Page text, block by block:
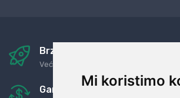
Mi koristimo
Brza i sigurna dostava
Već za nekoliko dana kod vas
Garancija u povrat novaca